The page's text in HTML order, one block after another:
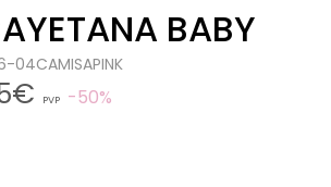
BABY
PVP 50%